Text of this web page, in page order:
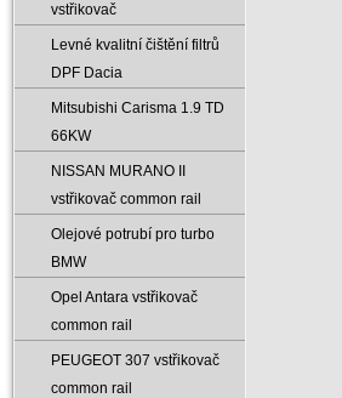
vstřikovač
Levné kvalitní čištění filtrů
DPF Dacia
Mitsubishi Carisma 1.9 TD
66KW
NISSAN MURANO II
vstřikovač common rail
Olejové potrubí pro turbo
BMW
Opel Antara vstřikovač
common rail
PEUGEOT 307 vstřikovač
common rail